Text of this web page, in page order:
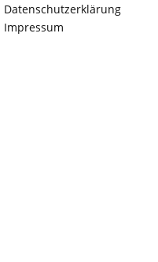
Datenschutzerklärung
Impressum